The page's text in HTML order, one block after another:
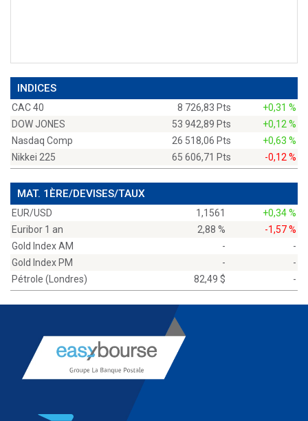
INDICES
CAC 40 8 726,83 Pts
+0,31 %
DOW JONES
53 942,89 Pts
+0,12 %
Nasdaq Comp
26 518,06 Pts
+0,63 %
Nikkei 225
65 606,71 Pts -0,12 %
MAT. 1ÈRE/DEVISES/TAUX
EUR/USD 1,1561
+0,34 %
Euribor 1 an
2,88 %
-1,57 %
Gold Index AM
-
-
Gold Index PM
-
-
Pétrole (Londres)
82,49 $ -